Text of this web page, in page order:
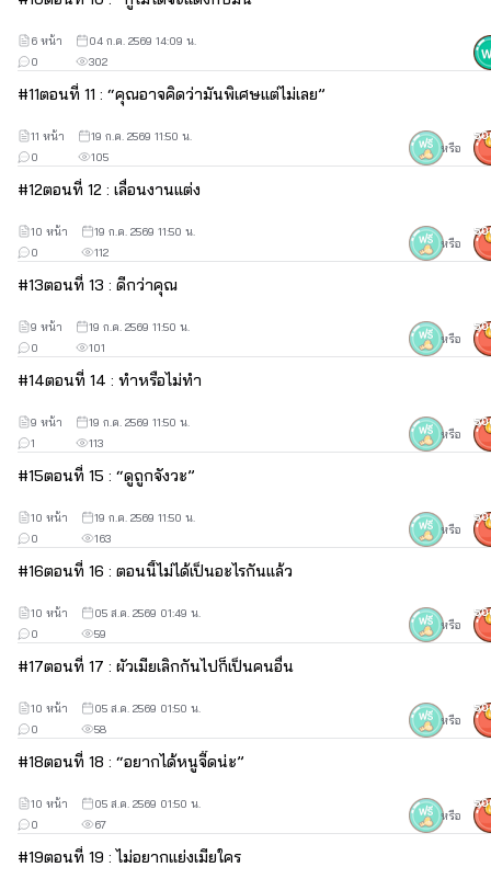
302
0
6 หน้า 04 ก.ค. 2569 14:09 น.
#11ตอนที่ 11 : “คุณอาจคิดว่ามันพิเศษแต่ไม่เลย”
105
0
11 หน้า
19 ก.ค. 2569 11:50 น.
หรือ
#12ตอนที่ 12 : เลื่อนงานแต่ง
112
0
10 หน้า
19 ก.ค. 2569 11:50 น.
หรือ
#13ตอนที่ 13 : ดีกว่าคุณ
101
0
9 หน้า
19 ก.ค. 2569 11:50 น.
หรือ
#14ตอนที่ 14 : ทำหรือไม่ทำ
113
1
9 หน้า
19 ก.ค. 2569 11:50 น.
หรือ
#15ตอนที่ 15 : “ดูถูกจังวะ”
163
0
10 หน้า
19 ก.ค. 2569 11:50 น.
หรือ
#16ตอนที่ 16 : ตอนนี้ไม่ได้เป็นอะไรกันแล้ว
59
0
10 หน้า
05 ส.ค. 2569 01:49 น.
หรือ
#17ตอนที่ 17 : ผัวเมียเลิกกันไปก็เป็นคนอื่น
58
0
10 หน้า
05 ส.ค. 2569 01:50 น.
หรือ
#18ตอนที่ 18 : “อยากได้หนูจี๊ดน่ะ”
67
0
10 หน้า
05 ส.ค. 2569 01:50 น.
หรือ
#19ตอนที่ 19 : ไม่อยากแย่งเมียใคร